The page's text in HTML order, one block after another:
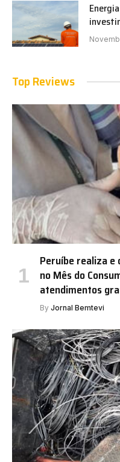
Top Reviews
Peruíbe realiza e
no Mês do
atendimentos
By Jornal Bemtevi